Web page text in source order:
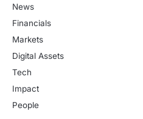
News
Financials
Markets
Digital Assets
Tech
Impact
People